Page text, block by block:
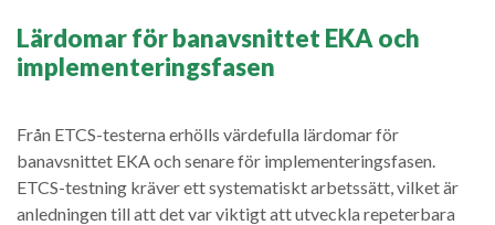
Lärdomar för banavsnittet EKA och
implementeringsfasen
Från ETCS-testerna erhölls värdefulla lärdomar för
banavsnittet EKA och senare för implementeringsfasen.
ETCS-testning kräver ett systematiskt arbetssätt, vilket är
anledningen till att det var viktigt att utveckla repeterbara